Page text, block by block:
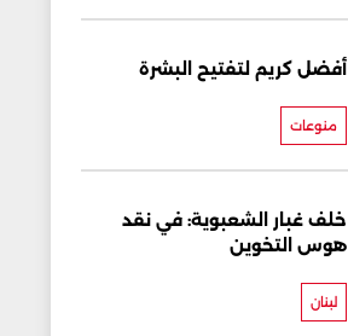
أفضل كريم لتفتيح البشرة
منوعات
خلف غبار الشعبوية: في نقد
هوس التخوين
لبنان